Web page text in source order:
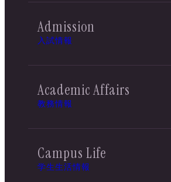
Admission
入試情報
Academic Affairs
教務情報
Campus Life
学生生活情報